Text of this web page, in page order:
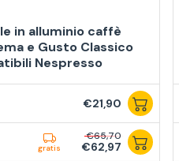
in alluminio caffè
e Gusto Classico
Nespresso
€21,90
gratis
€65,70
€62,97